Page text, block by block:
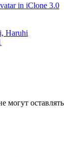
in iClone 3.0
Haruhi
могут оставлять